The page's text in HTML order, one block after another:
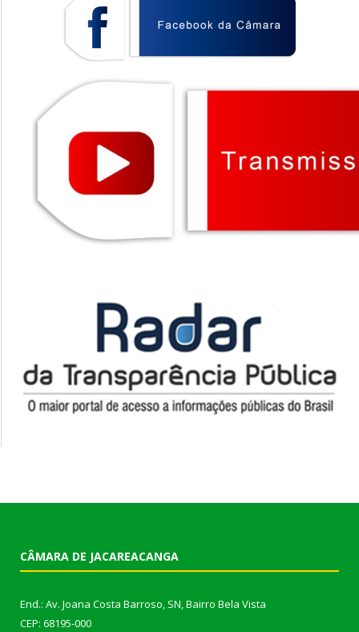
CÂMARA DE JACAREACANGA
End.: Av. Joana Costa Barroso, SN, Bairro Bela Vista
CEP: 68195-000